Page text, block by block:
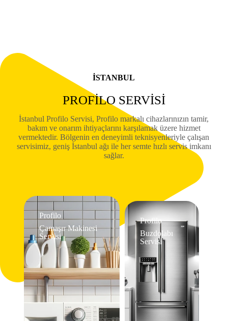
ISTANBUL
PROFİLO SERVİSİ
İstanbul Profilo Servisi, Profilo markalı cihazlarınızın tamir,
bakım ve onarım ihtiyaçlarını karşılamak üzere hizmet
vermektedir. Bölgenin en deneyimli teknisyenleriyle çalışan
servisimiz, geniş İstanbul ağı ile her semte hızlı servis imkanı
sağlar.
Profilo
Çamaşır Makinesi
Servisi
Profilo
Buzdolabı
Servisi